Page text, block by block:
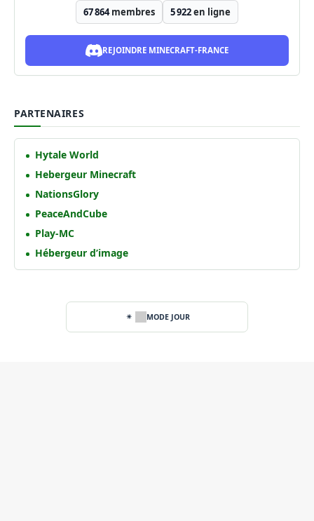
67 864membres 5 922en ligne
REJOINDRE MINECRAFT-FRANCE
PARTENAIRES
Hytale World
Hebergeur Minecraft
NationsGlory
PeaceAndCube
Play-MC
Hébergeur d’image
MODE JOUR